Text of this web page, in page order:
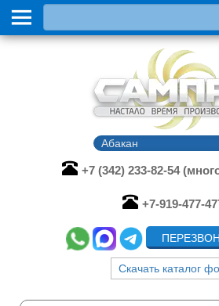
+7 (342) 233-82-54
+7-919-477-
Скачать каталог